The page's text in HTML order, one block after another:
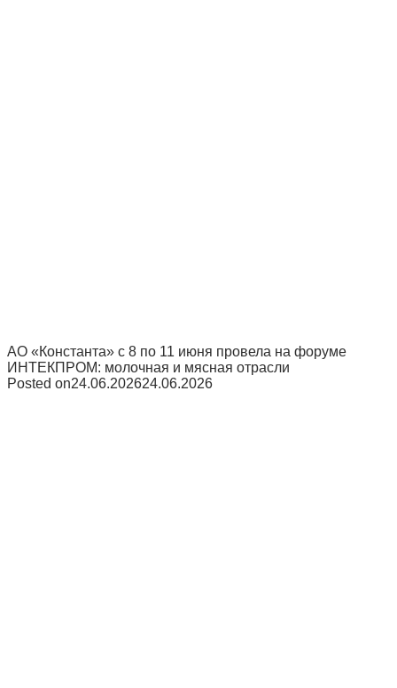
АО «Константа» с 8 по 11 июня провела на форуме
ИНТЕКПРОМ: молочная и мясная отрасли
Posted on24.06.202624.06.2026